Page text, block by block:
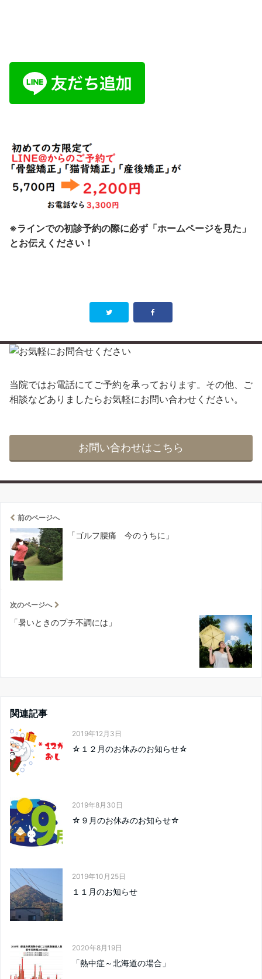
※ラインでの初診予約の際に必ず「ホームページを見た」
とお伝えください！
当院ではお電話にてご予約を承っております。その他、ご
相談などありましたらお気軽にお問い合わせください。
お問い合わせはこちら
前のページへ
「ゴルフ腰痛 今のうちに」
次のページへ
「暑いときのプチ不調には」
関連記事
2019年12月3日
☆１２月のお休みのお知らせ☆
2019年8月30日
☆９月のお休みのお知らせ☆
2019年10月25日
１１月のお知らせ
2020年8月19日
「熱中症～北海道の場合」